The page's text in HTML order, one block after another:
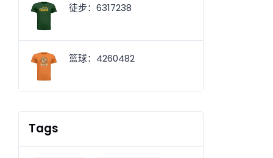
徒步：6317238
篮球：4260482
Tags